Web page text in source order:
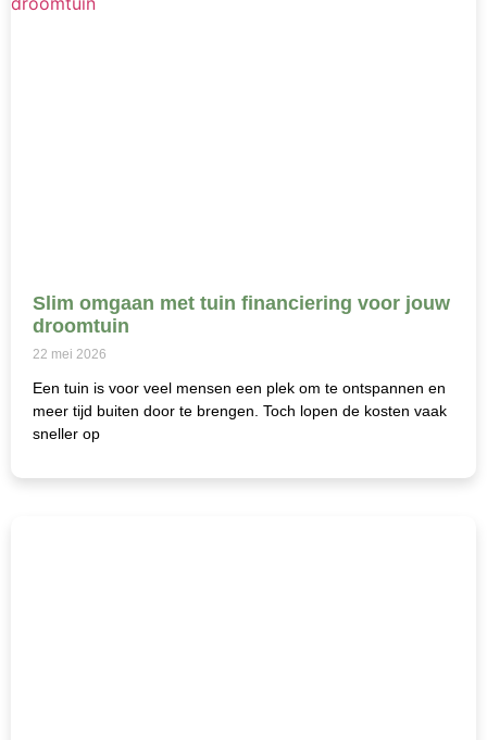
Slim omgaan met tuin financiering voor jouw
droomtuin
22 mei 2026
Een tuin is voor veel mensen een plek om te ontspannen en
meer tijd buiten door te brengen. Toch lopen de kosten vaak
sneller op